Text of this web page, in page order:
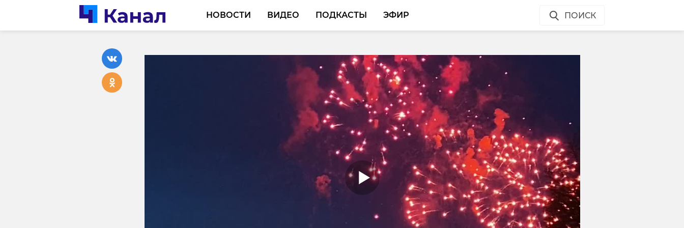
НОВОСТИ ВИДЕО ПОДКАСТЫ ЭФИР ПОИСК
В Кудрово задержали
курьершу, работавшую на
телефонных мошенников